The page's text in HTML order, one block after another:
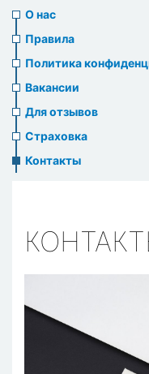
About
us
header
menu
О нас
Правила
Политика
Вакансии
Для отзывов
Страховка
Контакты